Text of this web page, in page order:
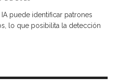
puede identificar patrones
lo que posibilita la detección